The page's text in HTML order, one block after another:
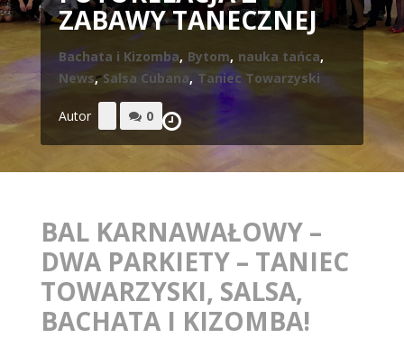
ZABAWY TANECZNEJ
Bachata i Kizomba, Bytom, nauka tańca,
News, Salsa Cubana, Taniec Towarzyski
Autor 0
BAL KARNAWAŁOWY –
DWA PARKIETY – TANIEC
TOWARZYSKI, SALSA,
BACHATA I KIZOMBA!